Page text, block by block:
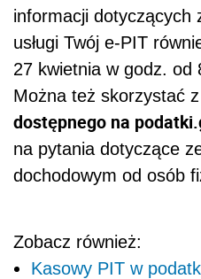
informacji dotyczących
usługi Twój e-PIT
27 kwietnia w godz. od
Można też skorzystać z
dostępnego na
na pytania dotyczące
dochodowym od osób
Zobacz również:
Kasowy PIT w